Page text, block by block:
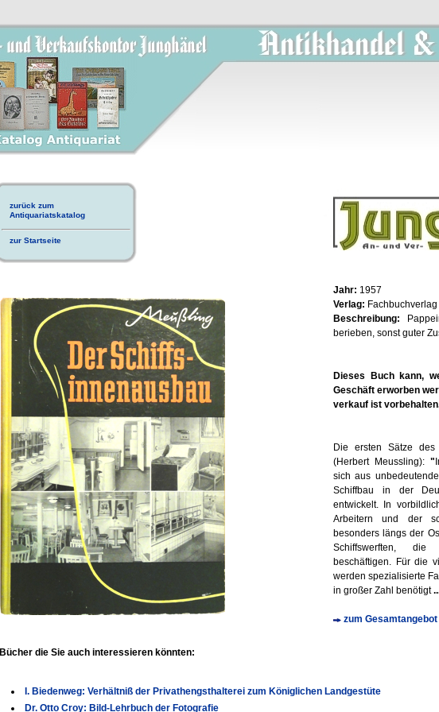
zurück zum
Antiquariatskatalog
zur Startseite
Jahr: 1957
Verlag:
Beschreibung:
berieben, sonst guter
Dieses Buch kann,
Geschäft erworben
verkauf ist
Die ersten Sätze des
(Herbert Meussling): "
sich aus
Schiffbau in der
entwickelt. In
Arbeitern und der
besonders längs der
Schiffswerften, die
beschäftigen. Für die
werden spezialisierte
in großer Zahl benötigt
zum
Bücher die Sie auch interessieren könnten:
I. Biedenweg: Verhältniß der Privathengsthalterei zum Königlichen Landgestüte
Dr. Otto Croy: Bild-Lehrbuch der Fotografie